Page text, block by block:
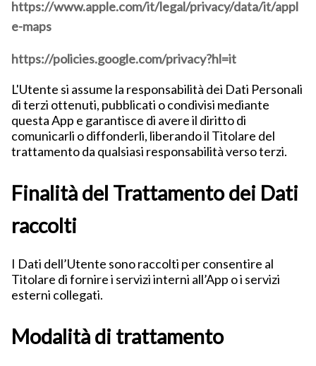
https://www.apple.com/it/legal/privacy/data/it/appl
e-maps
https://policies.google.com/privacy?hl=it
L'Utente si assume la responsabilità dei Dati Personali
di terzi ottenuti, pubblicati o condivisi mediante
questa App e garantisce di avere il diritto di
comunicarli o diffonderli, liberando il Titolare del
trattamento da qualsiasi responsabilità verso terzi.
Finalità del Trattamento dei Dati
raccolti
I Dati dell’Utente sono raccolti per consentire al
Titolare di fornire i servizi interni all’App o i servizi
esterni collegati.
Modalità di trattamento